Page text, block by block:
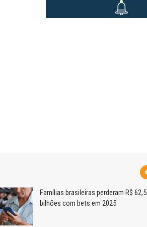
Famílias brasileiras perderam R$ 62,5
bilhões com bets em 2025